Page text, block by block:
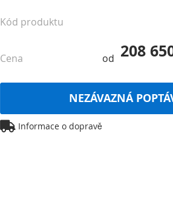
208
Cena od
Kód produktu
NEZÁVAZNÁ
Informace o dopravě